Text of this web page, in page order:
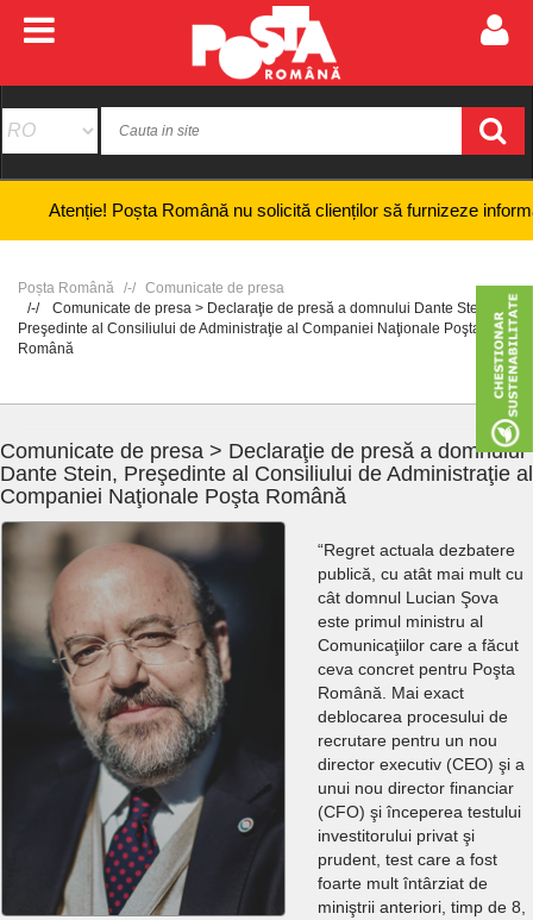
Poșta Română nu solicită clienților să furnizeze informații
Poșta Română
Comunicate de presa
Comunicate de presa > Declaraţie de presă a domnului Dante Stein,
Preşedinte al Consiliului de Administraţie al Companiei Naţionale Poşta
Română
Comunicate de presa > Declaraţie de presă a domnului
Dante Stein, Preşedinte al Consiliului de Administraţie al
Companiei Naţionale Poşta Română
“Regret actuala dezbatere
publică, cu atât mai mult cu
cât domnul Lucian Şova
este primul ministru al
Comunicaţiilor care a făcut
ceva concret pentru Poşta
Română. Mai exact
deblocarea procesului de
recrutare pentru un nou
director executiv (CEO) şi a
unui nou director financiar
(CFO) şi începerea testului
investitorului privat şi
prudent, test care a fost
foarte mult întârziat de
miniştrii anteriori, timp de 8,